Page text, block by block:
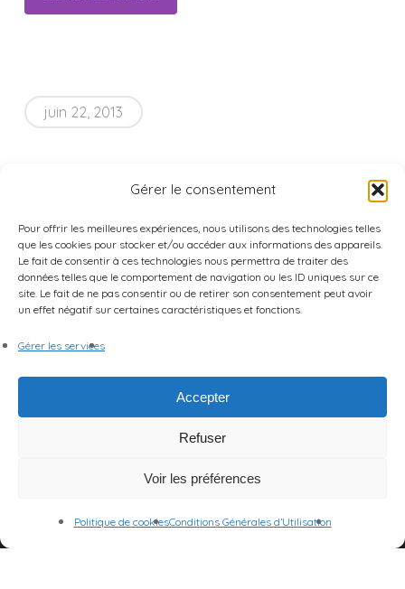
Gérer le consentement
Pour offrir les meilleures expériences, nous utilisons des technologies telles
que les cookies pour stocker et/ou accéder aux informations des appareils.
Le fait de consentir à ces technologies nous permettra de traiter des
données telles que le comportement de navigation ou les ID uniques sur ce
site. Le fait de ne pas consentir ou de retirer son consentement peut avoir
un effet négatif sur certaines caractéristiques et fonctions.
Gérer les services
Accepter
Refuser
Voir les préférences
Politique de cookiesConditions Générales d’Utilisation
juin 22, 2013
© 2026 Centre des Arts et de la Scène.Mentions Légales